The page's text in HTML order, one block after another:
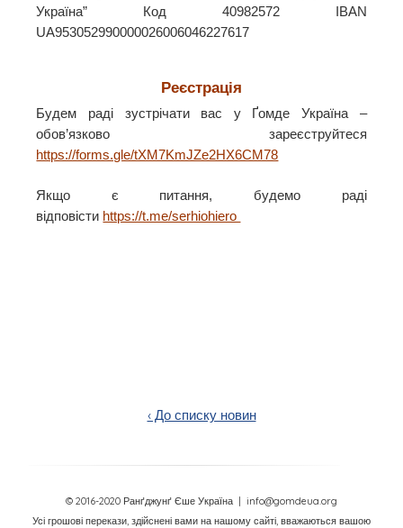
Україна” Код 40982572 IBAN
UA953052990000026006046227617
Реєстрація
Будем раді зустрічати вас у Ґомде Україна –
обов’язково зареєструйтеся
https://forms.gle/tXM7KmJZe2HX6CM78
Якщо є питання, будемо раді
відповісти https://t.me/serhiohiero
‹ До списку новин
© 2016-2020 Ранґджунґ Єше Україна
| info@gomdeua.org
Усі грошові перекази, здійснені вами на нашому сайті, вважаються вашою